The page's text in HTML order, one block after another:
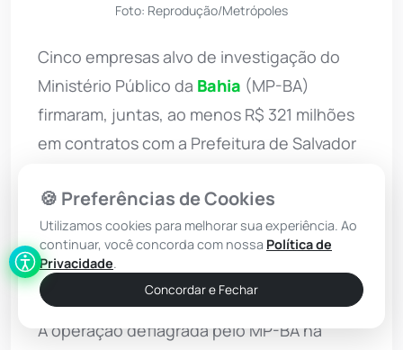
Foto: Reprodução/Metrópoles
Cinco empresas alvo de investigação do
Ministério Público da Bahia (MP-BA)
firmaram, juntas, ao menos R$ 321 milhões
em contratos com a Prefeitura de Salvador
abrange as gestões do ex-prefeito ACM
Neto (UniãoBrasil) e do atual prefeito da
cidade, Bruno Reis (União Brasil). As
informações são do Metrópoles.
A operação deflagrada pelo MP-BA na
🍪 Preferências de Cookies
Utilizamos cookies para melhorar sua experiência. Ao
continuar, você concorda com nossa Política de
Privacidade.
Concordar e Fechar